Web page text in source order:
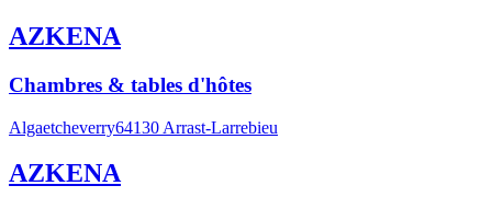
AZKENA
Chambres & tables d'hôtes
Algaetcheverry64130 Arrast-Larrebieu
AZKENA